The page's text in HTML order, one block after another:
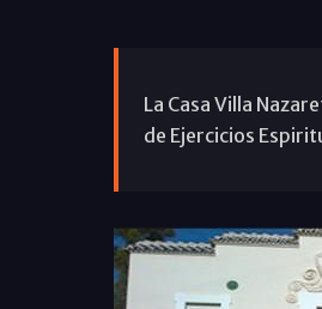
La Casa Villa
de Ejercicios